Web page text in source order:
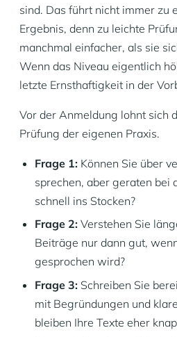
sind. Das führt nicht immer zu
Ergebnis, denn zu leichte
manchmal einfacher, als sie
Wenn das Niveau eigentlich
letzte Ernsthaftigkeit in der
Vor der Anmeldung lohnt sich
Prüfung der eigenen Praxis.
Frage 1: Können Sie über
sprechen, aber geraten bei
schnell ins Stocken?
Frage 2: Verstehen Sie
Beiträge nur dann gut,
gesprochen wird?
Frage 3: Schreiben Sie
mit Begründungen und
bleiben Ihre Texte eher